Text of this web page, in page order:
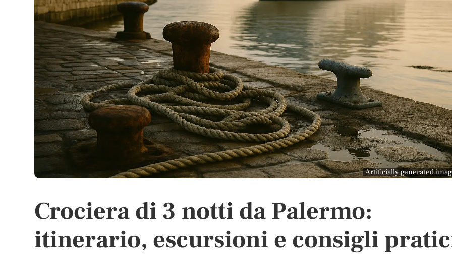
Artificially generated
Crociera di 3 notti da Palermo:
itinerario, escursioni e consigli